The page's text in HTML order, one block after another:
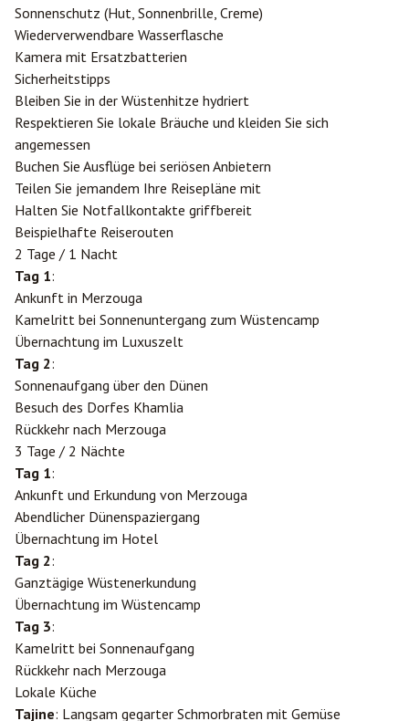
Sonnenschutz (Hut, Sonnenbrille, Creme)
Wiederverwendbare Wasserflasche
Kamera mit Ersatzbatterien
Sicherheitstipps
Bleiben Sie in der Wüstenhitze hydriert
Respektieren Sie lokale Bräuche und kleiden Sie sich
angemessen
Buchen Sie Ausflüge bei seriösen Anbietern
Teilen Sie jemandem Ihre Reisepläne mit
Halten Sie Notfallkontakte griffbereit
Beispielhafte Reiserouten
2 Tage / 1 Nacht
Tag 1:
Ankunft in Merzouga
Kamelritt bei Sonnenuntergang zum Wüstencamp
Übernachtung im Luxuszelt
Tag 2:
Sonnenaufgang über den Dünen
Besuch des Dorfes Khamlia
Rückkehr nach Merzouga
3 Tage / 2 Nächte
Tag 1:
Ankunft und Erkundung von Merzouga
Abendlicher Dünenspaziergang
Übernachtung im Hotel
Tag 2:
Ganztägige Wüstenerkundung
Übernachtung im Wüstencamp
Tag 3:
Kamelritt bei Sonnenaufgang
Rückkehr nach Merzouga
Lokale Küche
Tajine: Langsam gegarter Schmorbraten mit Gemüse